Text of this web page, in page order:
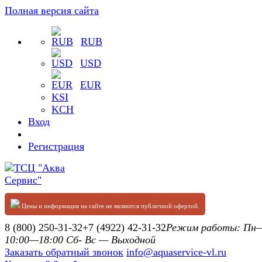
Полная версия сайта
RUB
USD
EUR
KSI
KCH
Вход
Регистрация
Цены и информация на сайте не являются публичной офертой.
8 (800) 250-31-32+7 (4922) 42-31-32Режим работы:
10:00—18:00 Сб- Вс — Выходной
Заказать обратный звонок info@aquaservice-vl.ru